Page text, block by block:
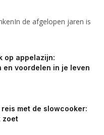
de afgelopen jaren is
op appelazijn:
en voordelen in je leven
met de slowcooker:
zoet